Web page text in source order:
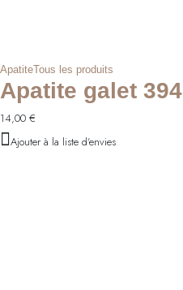
ApatiteTous les produits
Apatite galet 394
14,00 €
Ajouter à la liste d'envies